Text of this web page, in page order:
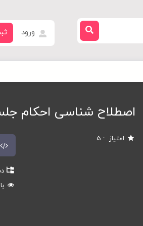
ورود
اصطلاح شناسی احکام
امتیاز 5